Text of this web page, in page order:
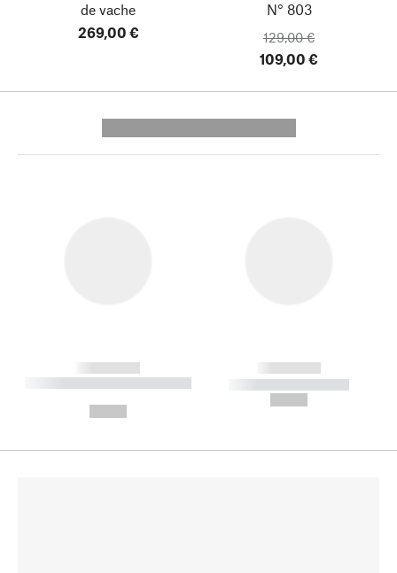
de vache
269,00 €
N° 803
129,00 €
109,00 €
------------
----------- ----------- --------
------------
----------- -----------